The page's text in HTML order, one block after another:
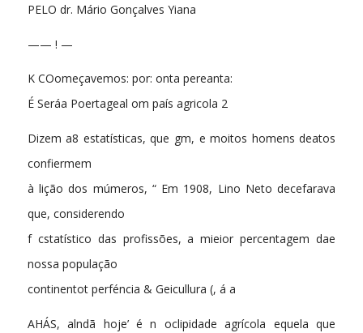
PELO dr. Mário Gonçalves Yiana
—— ! —
K COomeçavemos: por: onta pereanta:
É Seráa Poertageal om país agricola 2
Dizem a8 estatísticas, que gm, e moitos homens deatos
confiermem
à lição dos múmeros, “ Em 1908, Lino Neto decefarava
que, considerendo
f cstatístico das profissões, a mieior percentagem dae
nossa população
continentot perféncia & Geicullura (, á a
AHÁS, alndã hoje’ é n oclipidade agrícola equela que